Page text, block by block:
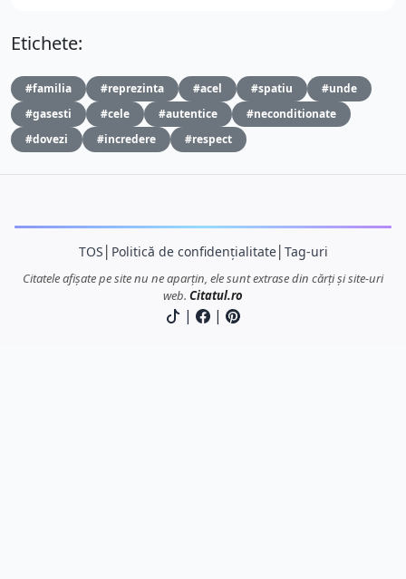
Etichete:
#familia #reprezinta #acel #spatiu
#unde
#gasesti
#cele #autentice
#neconditionate
#dovezi
#incredere #respect
TOS Politică de confidențialitate│ Tag-uri
Citatele afișate pe site nu ne aparțin, ele sunt extrase din cărți și site-uri
web. Citatul.ro
| |